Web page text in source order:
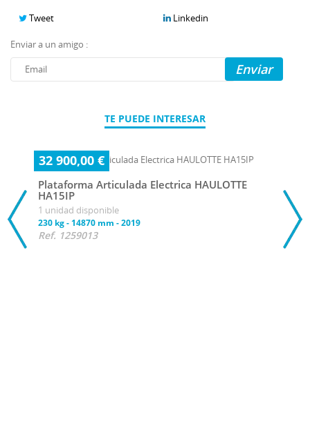
Tweet Linkedin
Enviar a un amigo :
Enviar
TE PUEDE INTERESAR
32 900,00 €
Plataforma Articulada Electrica HAULOTTE
HA15IP
1 unidad disponible
230 kg- 14870 mm -2019
Ref. 1259013